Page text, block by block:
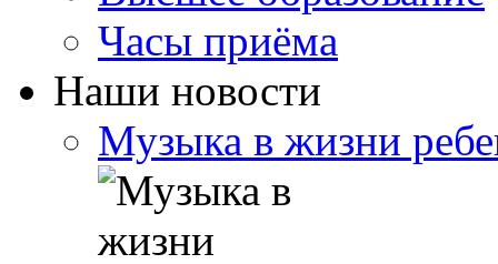
Часы приёма
Наши новости
Музыка в жизни